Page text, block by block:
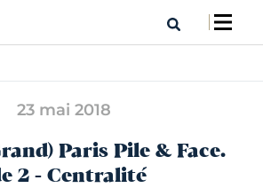
23 mai 2018
Paris Pile & Face.
2 - Centralité